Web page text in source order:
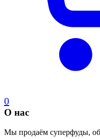
0
О нас
Мы продаём суперфуды,